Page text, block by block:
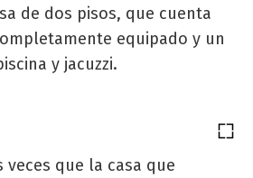
de dos pisos, que cuenta
equipado y un
y jacuzzi.
que la casa que